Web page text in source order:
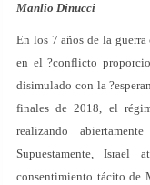
Manlio Dinucci
En los 7 años de la
en el ?conflicto
disimulado con la
finales de 2018, el
realizando
Supuestamente,
consentimiento tácito de